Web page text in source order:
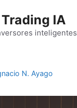
IA
inteligentes
N. Ayago